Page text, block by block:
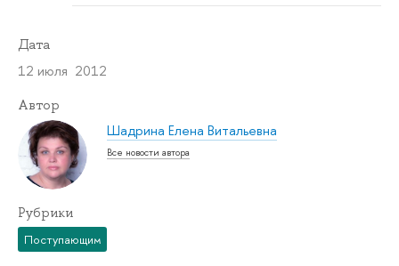
Дата
12 июля 2012
Автор
Шадрина Елена Витальевна
Все новости автора
Рубрики
Поступающим